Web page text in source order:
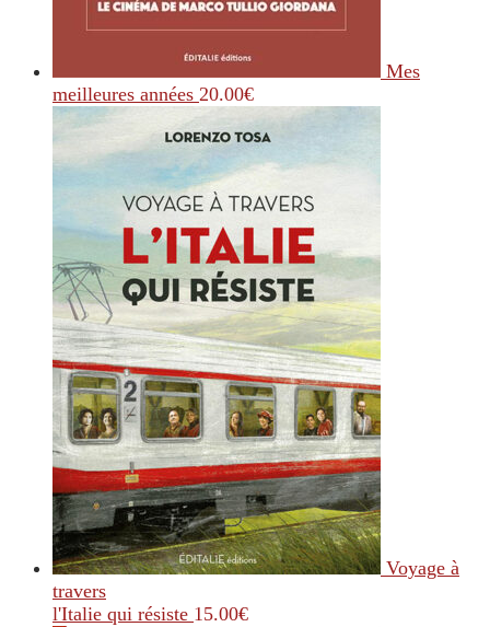
Mes
meilleures années 20.00€
Voyage à
travers
l'Italie qui résiste 15.00€